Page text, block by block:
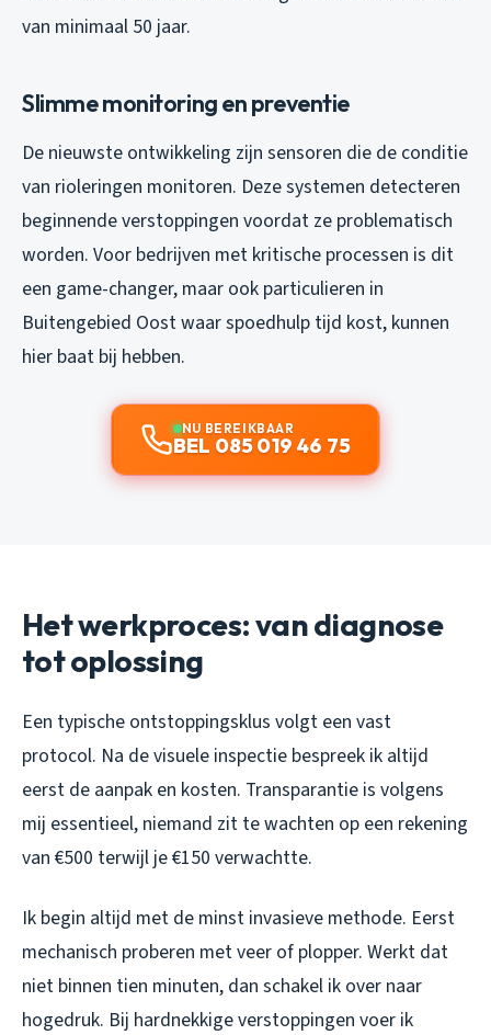
van minimaal 50 jaar.
Slimme monitoring en preventie
De nieuwste ontwikkeling zijn sensoren die de conditie
van rioleringen monitoren. Deze systemen detecteren
beginnende verstoppingen voordat ze problematisch
worden. Voor bedrijven met kritische processen is dit
een game-changer, maar ook particulieren in
Buitengebied Oost waar spoedhulp tijd kost, kunnen
hier baat bij hebben.
NU BEREIKBAAR
BEL 085 019 46 75
Het werkproces: van diagnose
tot oplossing
Een typische ontstoppingsklus volgt een vast
protocol. Na de visuele inspectie bespreek ik altijd
eerst de aanpak en kosten. Transparantie is volgens
mij essentieel, niemand zit te wachten op een rekening
van €500 terwijl je €150 verwachtte.
Ik begin altijd met de minst invasieve methode. Eerst
mechanisch proberen met veer of plopper. Werkt dat
niet binnen tien minuten, dan schakel ik over naar
hogedruk. Bij hardnekkige verstoppingen voer ik